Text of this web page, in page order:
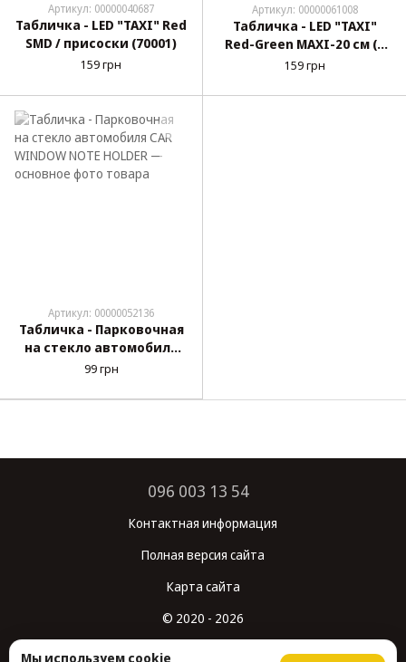
Артикул: 00000040687
Табличка - LED "TAXI" Red
SMD / присоски (70001)
159 грн
Артикул: 00000061008
Табличка - LED "TAXI"
Red-Green MAXI-20 см (2
цвета) провод 12V, на
159 грн
Артикул: 00000052136
Табличка - Парковочная
на стекло автомобиля
CAR WINDOW NOTE
99 грн
096 003 13 54
Контактная информация
Полная версия сайта
Карта сайта
© 2020 - 2026
Мы используем cookie